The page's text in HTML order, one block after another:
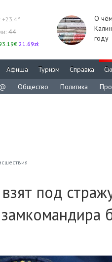
+23.4°
44
21.69zł
О чём
году
Афиша Туризм Справка
Общество Политика
под